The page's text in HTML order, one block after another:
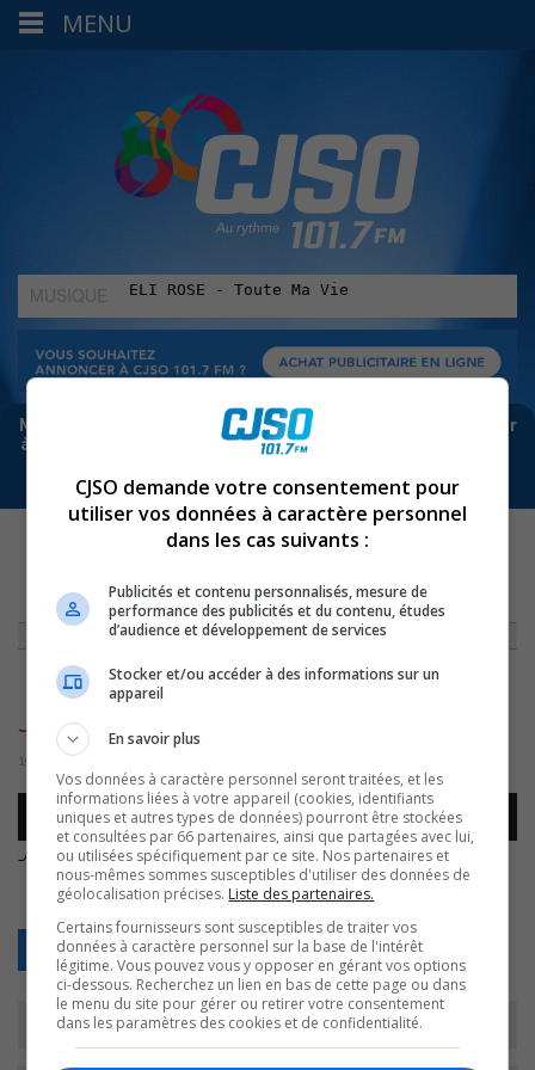
MUSIQUE
:
Meta bloque les infos sur Facebook. Pour ne rien manquer
à Sorel-Tracy et la région, abonne-toi à notre infolettre :
SPORTS» LE CLUB DE TIR BALLE D’ARGENT OUVRE SES
PORTES DIMANCHE
JACQUES LAVALLÉE
Jacques Lavallée
19 août 2016 | Par Journaliste CJSO
Lecteur
audio
00:00
Jacques Lavallée.
Retour
MENU
CJSO demande votre consentement pour
utiliser vos données à caractère personnel
dans les cas suivants :
Publicités et contenu personnalisés, mesure de
performance des publicités et du contenu, études
d’audience et développement de services
Stocker et/ou accéder à des informations sur un
appareil
En savoir plus
Vos données à caractère personnel seront traitées, et les
informations liées à votre appareil (cookies, identifiants
uniques et autres types de données) pourront être stockées
et consultées par 66 partenaires, ainsi que partagées avec lui,
ou utilisées spécifiquement par ce site. Nos partenaires et
nous-mêmes sommes susceptibles d'utiliser des données de
géolocalisation précises. Liste des partenaires.
Certains fournisseurs sont susceptibles de traiter vos
données à caractère personnel sur la base de l'intérêt
légitime. Vous pouvez vous y opposer en gérant vos options
ci-dessous. Recherchez un lien en bas de cette page ou dans
le menu du site pour gérer ou retirer votre consentement
dans les paramètres des cookies et de confidentialité.